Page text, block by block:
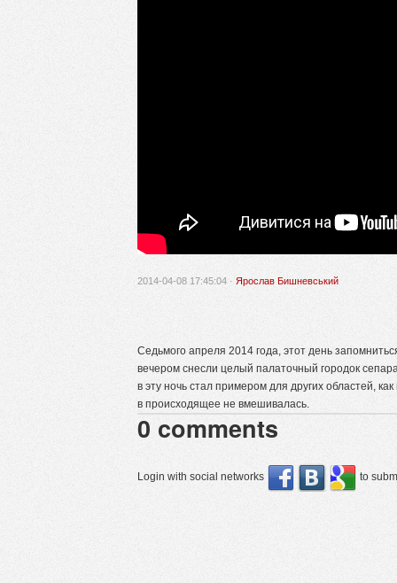
2014-04-08 17:45:04 · Ярослав Бишневський
Седьмого апреля 2014 года, этот день
вечером снесли целый палаточный городок
в эту ночь стал примером для других областей,
в происходящее не вмешивалась.
0 comments
Login with social networks to